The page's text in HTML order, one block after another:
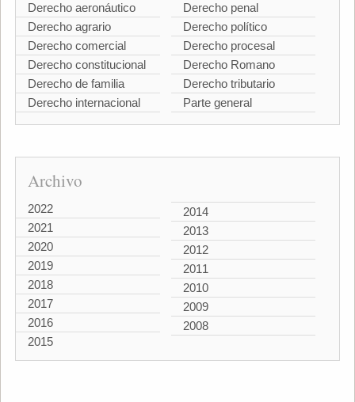
Derecho aeronáutico
Derecho agrario
Derecho comercial
Derecho constitucional
Derecho de familia
Derecho internacional
Derecho penal
Derecho político
Derecho procesal
Derecho Romano
Derecho tributario
Parte general
Archivo
2022
2021
2020
2019
2018
2017
2016
2015
2014
2013
2012
2011
2010
2009
2008